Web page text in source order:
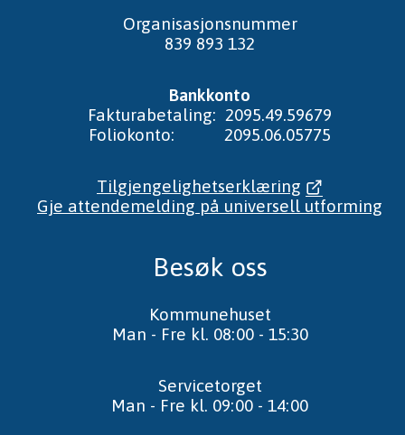
Organisasjonsnummer
839 893 132
Bankkonto
Fakturabetaling: 2095.49.59679
Foliokonto: 2095.06.05775
Tilgjengelighetserklæring
Gje attendemelding på universell utforming
Besøk oss
Kommunehuset
Man - Fre kl. 08:00 - 15:30
Servicetorget
Man - Fre kl. 09:00 - 14:00